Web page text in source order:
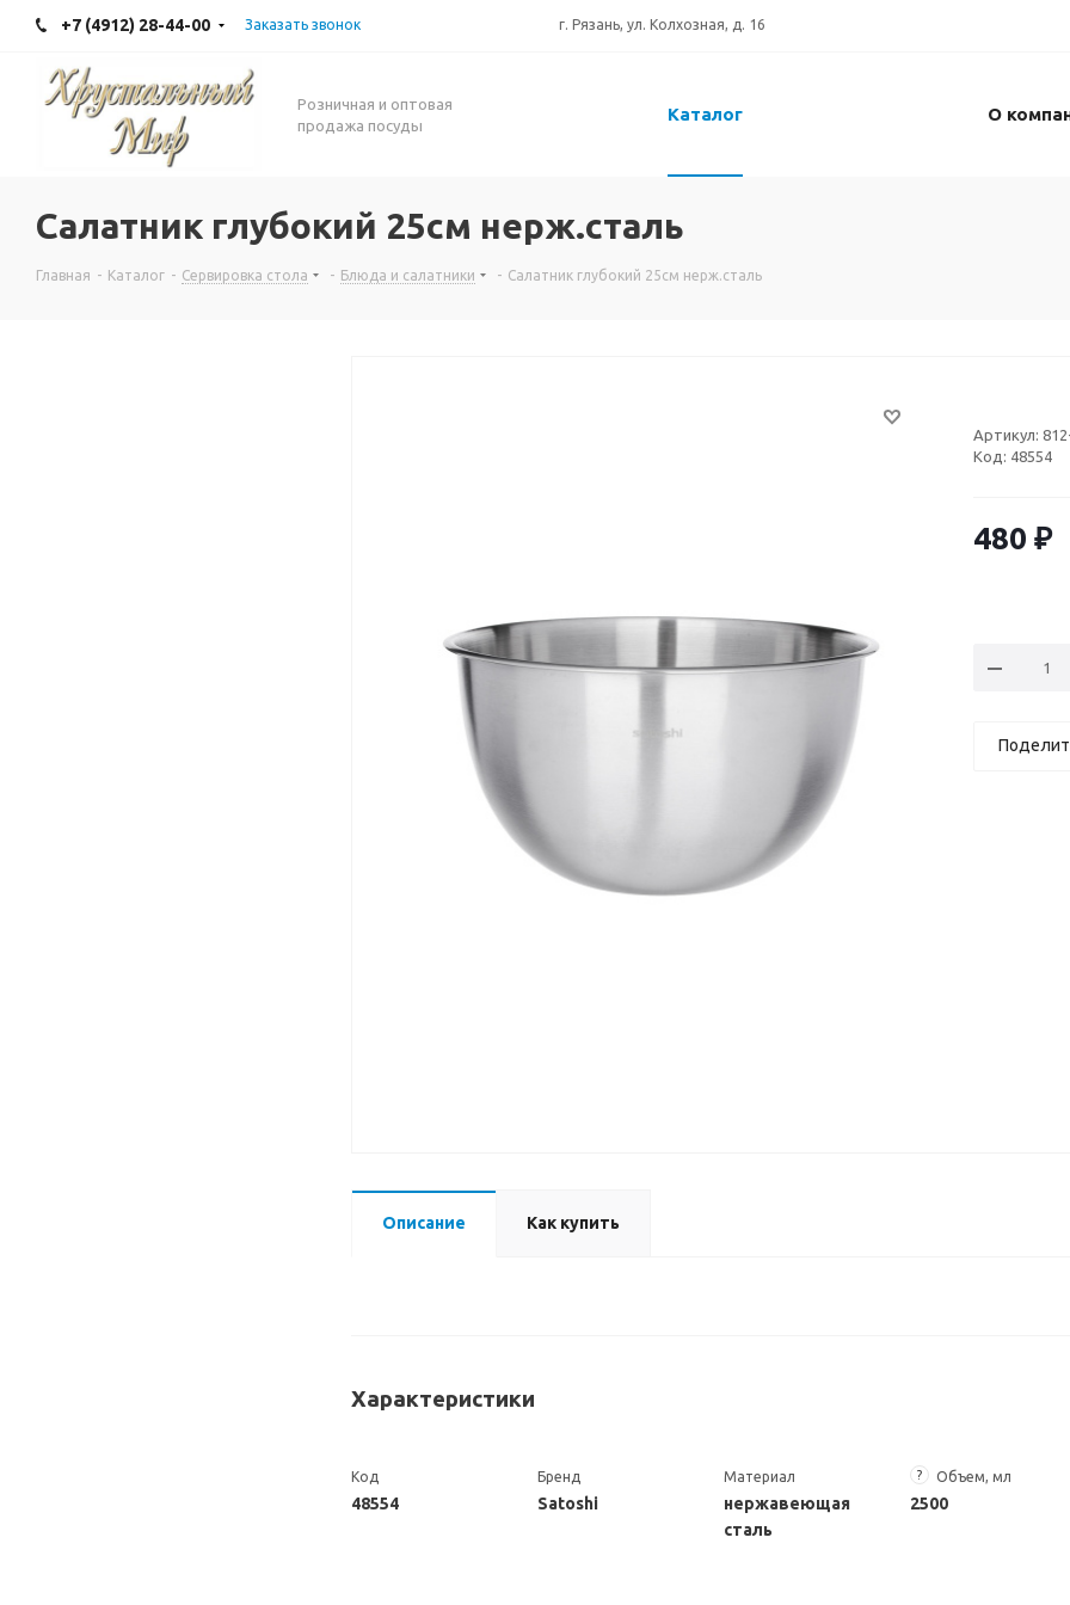
+7 (4912) 28-44-00 Заказать звонок г. Рязань, ул. Колхозная, д. 16
Розничная и оптовая
продажа посуды
Каталог О
Салатник глубокий 25см нерж.сталь
Главная - Каталог - Сервировка стола - Блюда и салатники - Салатник глубокий 25см нерж.сталь
Артикул:
Код: 48554
480 ₽
Описание Как купить
Характеристики
Код
48554
Бренд
Satoshi
Материал
нержавеющая
сталь
? Объем, мл
2500